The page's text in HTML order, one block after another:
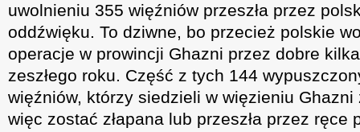
uwolnieniu 355 więźniów przeszła przez
oddźwięku. To dziwne, bo przecież polskie
operacje w prowincji Ghazni przez dobre
zeszłego roku. Część z tych 144
więźniów, którzy siedzieli w więzieniu Ghazni
więc zostać złapana lub przeszła przez ręce